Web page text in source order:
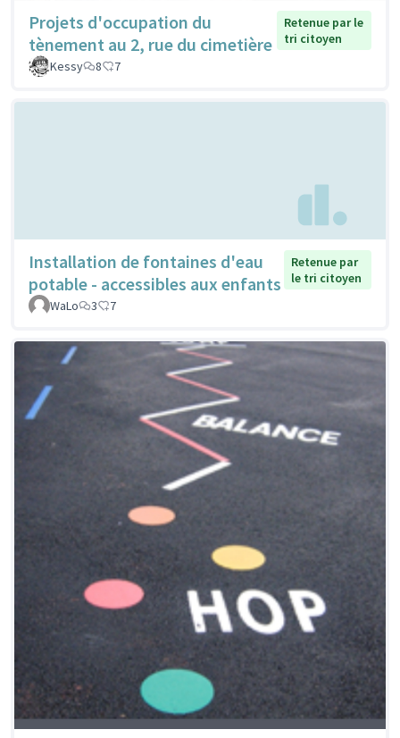
Projets d'occupation du
tènement au 2, rue du cimetière
Retenue par le
tri citoyen
Kessy
8 7
Installation de fontaines d'eau
potable - accessibles aux enfants
Retenue par
le tri citoyen
WaLo
3 7